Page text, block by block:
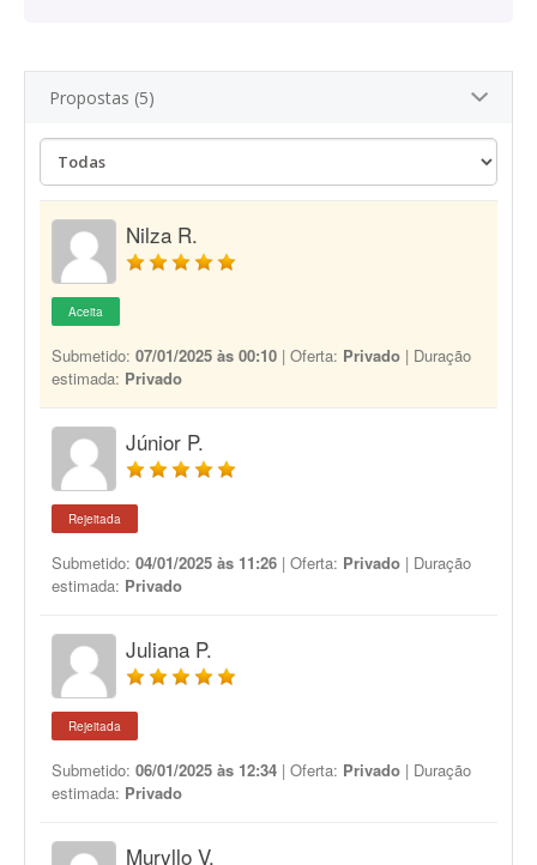
Propostas (5)
Nilza R.
Aceita
Submetido: 07/01/2025 às 00:10 | Oferta: Privado | Duração
estimada: Privado
Júnior P.
Rejeitada
Submetido: 04/01/2025 às 11:26 | Oferta: Privado | Duração
estimada: Privado
Juliana P.
Rejeitada
Submetido: 06/01/2025 às 12:34 | Oferta: Privado | Duração
estimada: Privado
Muryllo V.